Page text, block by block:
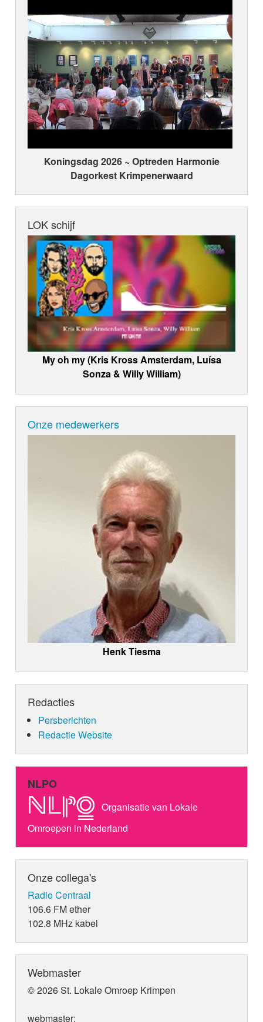
Koningsdag 2026 ~ Optreden Harmonie
Dagorkest Krimpenerwaard
LOK schijf
My oh my (Kris Kross Amsterdam, Luísa
Sonza & Willy William)
Onze medewerkers
Henk Tiesma
Redacties
Persberichten
Redactie Website
NLPO
Organisatie van Lokale
Omroepen in Nederland
Onze collega's
Radio Centraal
106.6 FM ether
102.8 MHz kabel
Webmaster
© 2026 St. Lokale Omroep Krimpen
webmaster: